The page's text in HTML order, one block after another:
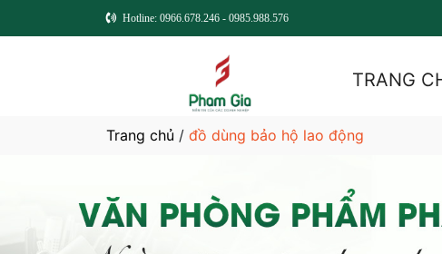
Hotline: 0966.678.246 - 0985.988.576
TRANG
Trang chủ / đồ dùng bảo hộ lao động